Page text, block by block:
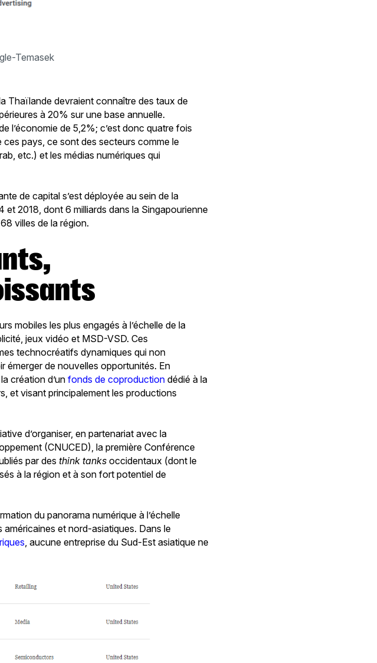
Temasek
Thaïlande devraient connaître des taux de
à 20% sur une base annuelle.
l’économie de 5,2%; c’est donc quatre fois
pays, ce sont des secteurs comme le
etc.) et les médias numériques qui
de capital s’est déployée au sein de la
et 2018, dont 6 milliards dans la Singapourienne
villes de la région.
mobiles les plus engagés à l’échelle de la
jeux vidéo et MSD-VSD. Ces
technocréatifs dynamiques qui non
émerger de nouvelles opportunités. En
création d’unfonds de coproduction dédié à la
et visant principalement les productions
d’organiser, en partenariat avec la
(CNUCED), la première Conférence
par desthink tanks occidentaux (dont le
à la région et à son fort potentiel de
du panorama numérique à l’échelle
américaines et nord-asiatiques. Dans le
, aucune entreprise du Sud-Est asiatique ne